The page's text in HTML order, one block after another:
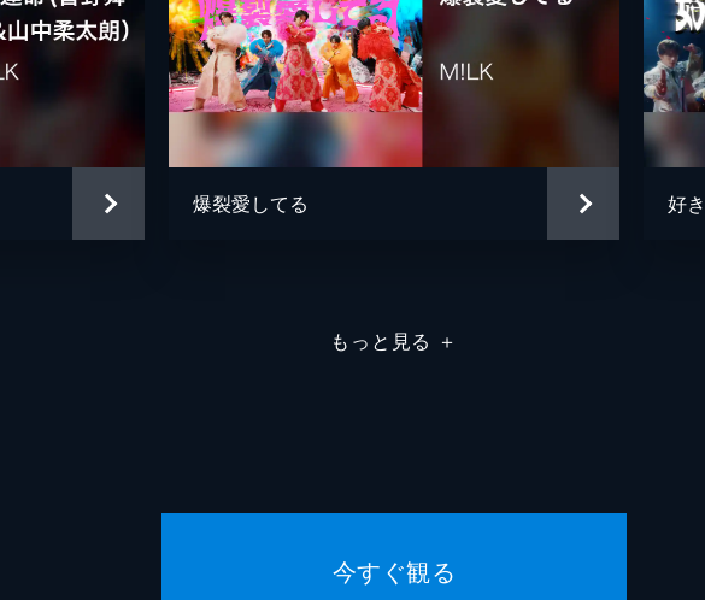
爆裂愛してる 好
もっと見る ＋
今すぐ観る